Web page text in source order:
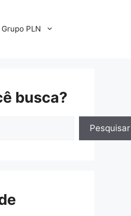
Grupo PLN
busca?
Pesquisar